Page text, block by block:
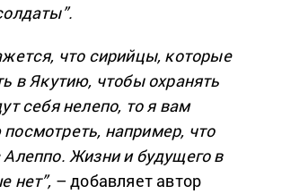
что сирийцы, которые
в Якутию, чтобы охранять
себя нелепо, то я вам
например, что
Жизни и будущего в
нет”, – добавляет автор